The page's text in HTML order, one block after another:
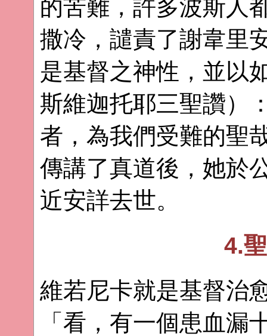
的苦難，許多波斯人
撒冷，譴責了謝韋里
是基督之神性，並以
斯維迦托耶三聖讚）
者，為我們受難的聖
傳講了真道後，她於
近安詳去世。
4.
維若尼卡就是基督治
「看，有一個患血漏